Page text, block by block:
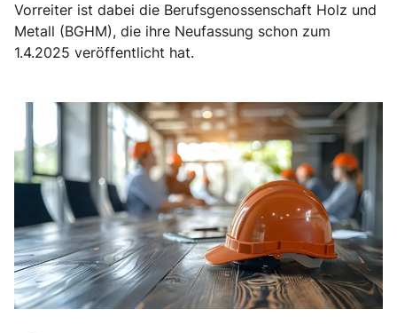
Vorreiter ist dabei die Berufsgenossenschaft Holz und
Metall (BGHM), die ihre Neufassung schon zum
1.4.2025 veröffentlicht hat.